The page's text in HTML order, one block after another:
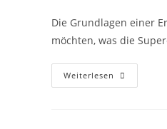
Die Grundlagen einer
möchten, was die
Weiterlesen Die